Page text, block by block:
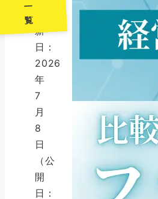
一
覧
新
日：
2026
年
7
月
8
日
（公
開
日：